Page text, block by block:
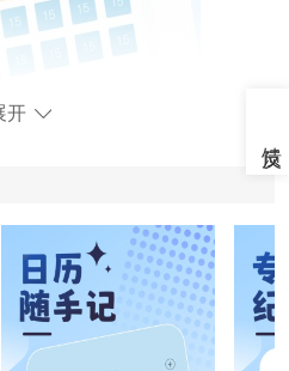
点：
规划自己的时间运用。
开